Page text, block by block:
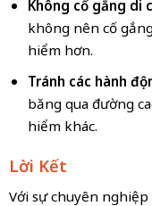
Không cố gắng di
không nên cố
hiểm hơn.
Tránh các hành
băng qua đường
hiểm khác.
Lời Kết
Với sự chuyên